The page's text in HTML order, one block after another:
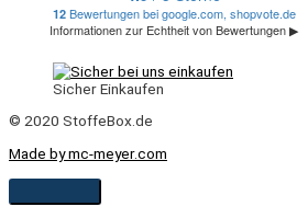
Sicher Einkaufen
© 2020 StoffeBox.de
Made by mc-meyer.com